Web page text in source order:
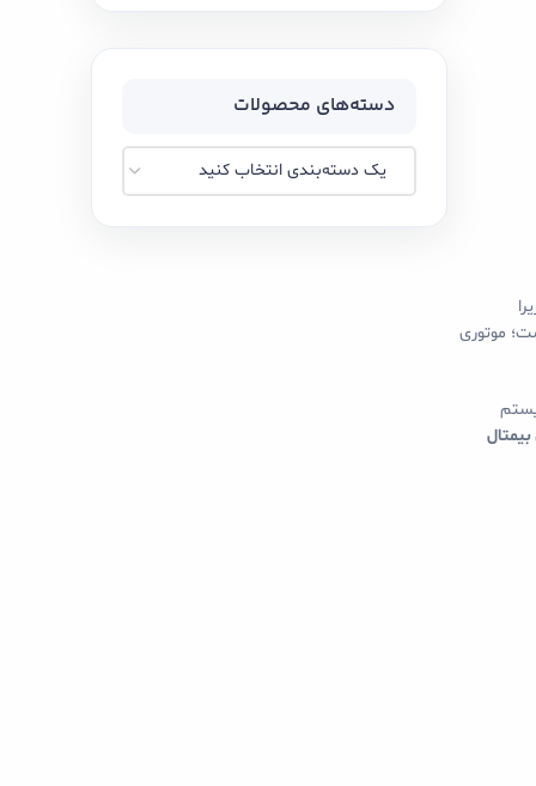
موتوری
بیمتال
دسته‌های محصولات
یک دسته‌بندی انتخاب کنید